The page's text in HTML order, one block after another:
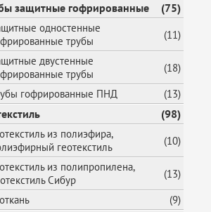
защитные гофрированные (75)
одностенные
трубы
(11)
двустенные
трубы
(18)
гофрированные ПНД
(13)
(98)
из полиэфира,
геотекстиль
(10)
из полипропилена,
Сибур
(13)
(9)